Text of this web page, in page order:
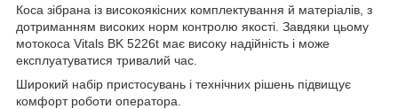
Коса зібрана із високоякісних комплектування й матеріалів, з
дотриманням високих норм контролю якості. Завдяки цьому
мотокоса Vitals BK 5226t має високу надійність і може
експлуатуватися тривалий час.
Широкий набір пристосувань і технічних рішень підвищує
комфорт роботи оператора.